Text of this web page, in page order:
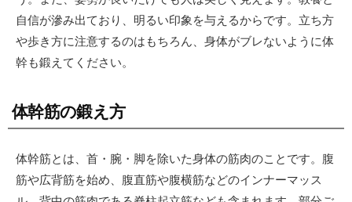
自信が滲み出ており、明るい印象を与えるからです。立ち方
や歩き方に注意するのはもちろん、身体がブレないように体
幹も鍛えてください。
体幹筋の鍛え方
体幹筋とは、首・腕・脚を除いた身体の筋肉のことです。腹
筋や広背筋を始め、腹直筋や腹横筋などのインナーマッス